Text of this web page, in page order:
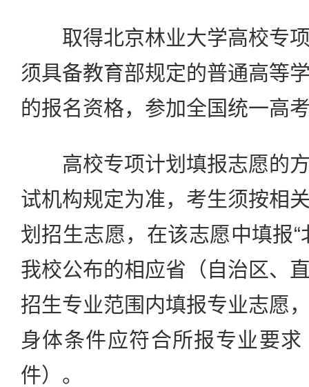
取得北京林业大学高校专项
须具备教育部规定的普通高等
的报名资格，参加全国统一高
高校专项计划填报志愿的方
试机构规定为准，考生须按相
划招生志愿，在该志愿中填报“
我校公布的相应省（自治区、
招生专业范围内填报专业志愿
身体条件应符合所报专业要
件）。